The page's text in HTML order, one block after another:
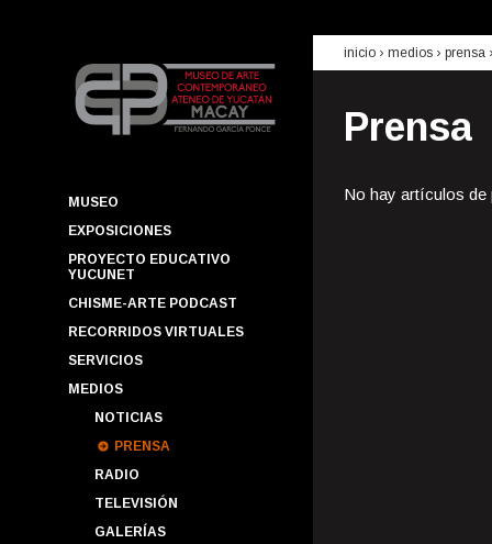
MUSEO
EXPOSICIONES
PROYECTO EDUCATIVO
YUCUNET
CHISME-ARTE PODCAST
RECORRIDOS VIRTUALES
SERVICIOS
MEDIOS
NOTICIAS
PRENSA
RADIO
TELEVISIÓN
GALERÍAS
inicio › medios › prensa
Prensa
No hay artículos de